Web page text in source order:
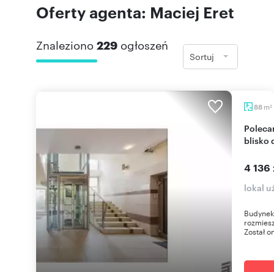
Oferty agenta: Maciej Eret
Znaleziono 229 ogłoszeń
Sortuj
88 m2
Polecam biuro 88 m² na Kazimierzu, klimatyzacja,
blisko
4 136
lokal
Został